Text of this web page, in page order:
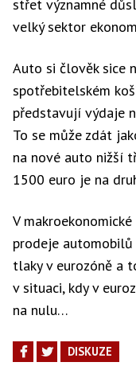
střet významné
velký sektor
Auto si člověk sice
spotřebitelském
představují výdaje
To se může zdát
na nové auto nižší
1500 euro je na
V
prodeje
tlaky v eurozóně a
v situaci, kdy v
na nulu…
DISKUZE